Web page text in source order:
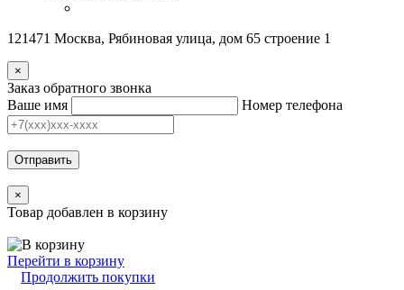
121471 Москва, Рябиновая улица, дом 65 строение 1
×
Заказ обратного звонка
Ваше имя
Номер телефона
Отправить
×
Товар добавлен в корзину
Перейти в корзину
Продолжить покупки